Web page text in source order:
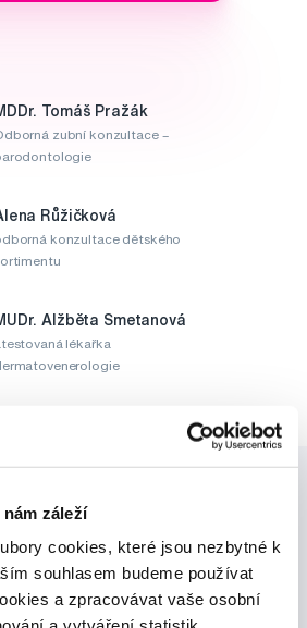
záleží
cookies, které jsou nezbytné k
souhlasem budeme používat
a zpracovávat vaše osobní
Tomáš Pražák
zubní konzultace –
Růžičková
konzultace dětského
Alžběta Smetanová
lékařka